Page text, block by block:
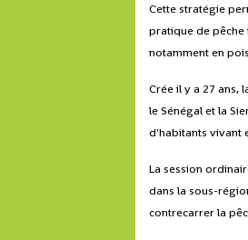
Cette stratégie
pratique de pêche
notamment en
Crée il y a 27 ans,
le Sénégal et la
d'habitants vivant
La session
dans la sous-
contrecarrer la